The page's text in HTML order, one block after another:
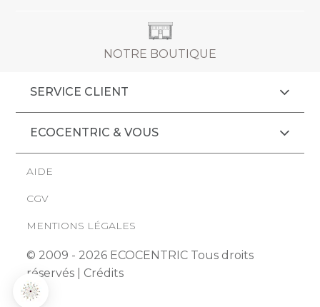
NOTRE BOUTIQUE
SERVICE CLIENT
ECOCENTRIC & VOUS
AIDE
CGV
MENTIONS LÉGALES
© 2009 - 2026 ECOCENTRIC Tous droits
réservés | Crédits